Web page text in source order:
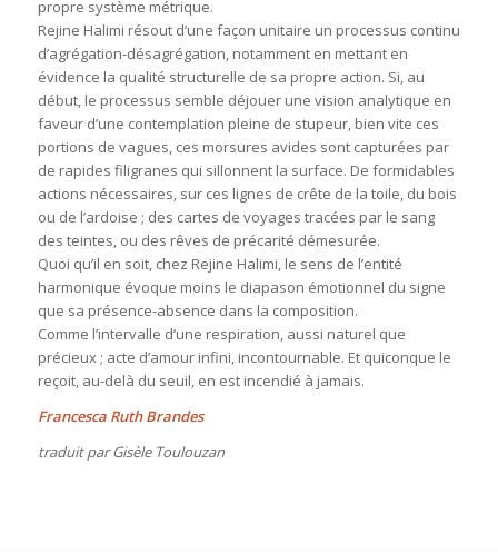
propre système métrique.
Rejine Halimi résout d’une façon unitaire un processus continu
d’agrégation-désagrégation, notamment en mettant en
évidence la qualité structurelle de sa propre action. Si, au
début, le processus semble déjouer une vision analytique en
faveur d’une contemplation pleine de stupeur, bien vite ces
portions de vagues, ces morsures avides sont capturées par
de rapides filigranes qui sillonnent la surface. De formidables
actions nécessaires, sur ces lignes de crête de la toile, du bois
ou de l’ardoise ; des cartes de voyages tracées par le sang
des teintes, ou des rêves de précarité démesurée.
Quoi qu’il en soit, chez Rejine Halimi, le sens de l’entité
harmonique évoque moins le diapason émotionnel du signe
que sa présence-absence dans la composition.
Comme l’intervalle d’une respiration, aussi naturel que
précieux ; acte d’amour infini, incontournable. Et quiconque le
reçoit, au-delà du seuil, en est incendié à jamais.
Francesca Ruth Brandes
traduit par Gisèle Toulouzan